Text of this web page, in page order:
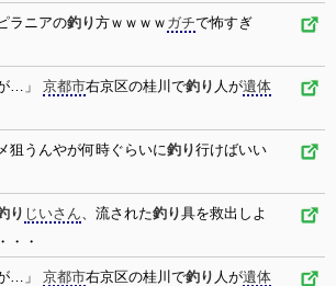
ラニアの釣り方ｗｗｗｗ ガチで怖すぎ
…」 京都市右京区の桂川で釣り 人が遺体
狙うんやが何時ぐらいに釣り行けばいい
り じいさん、流された釣り具を救出しよ
・・・
…」 京都市右京区の桂川で釣り 人が遺体